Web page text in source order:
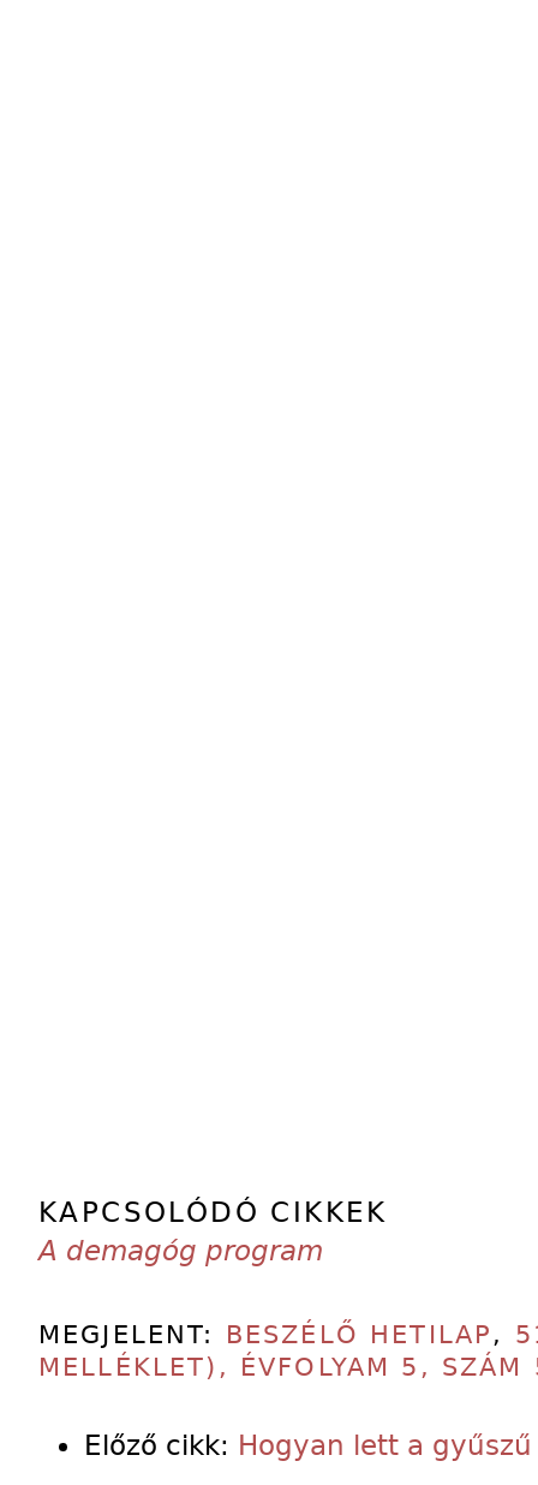
KAPCSOLÓDÓ CIKKEK
A demagóg program
MEGJELENT: BESZÉLŐ HETILAP ,
MELLÉKLET), ÉVFOLYAM 5, SZÁM
Előző cikk: Hogyan lett a gyűszű